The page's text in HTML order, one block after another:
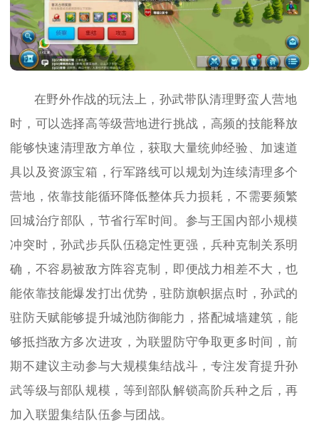
在野外作战的玩法上，孙武带队清理野蛮人营地
时，可以选择高等级营地进行挑战，高频的技能释放
能够快速清理敌方单位，获取大量统帅经验、加速道
具以及资源宝箱，行军路线可以规划为连续清理多个
营地，依靠技能循环降低整体兵力损耗，不需要频繁
回城治疗部队，节省行军时间。参与王国内部小规模
冲突时，孙武步兵队伍稳定性更强，兵种克制关系明
确，不容易被敌方阵容克制，即便战力相差不大，也
能依靠技能爆发打出优势，驻防旗帜据点时，孙武的
驻防天赋能够提升城池防御能力，搭配城墙建筑，能
够抵挡敌方多次进攻，为联盟防守争取更多时间，前
期不建议主动参与大规模集结战斗，专注发育提升孙
武等级与部队规模，等到部队解锁高阶兵种之后，再
加入联盟集结队伍参与团战。